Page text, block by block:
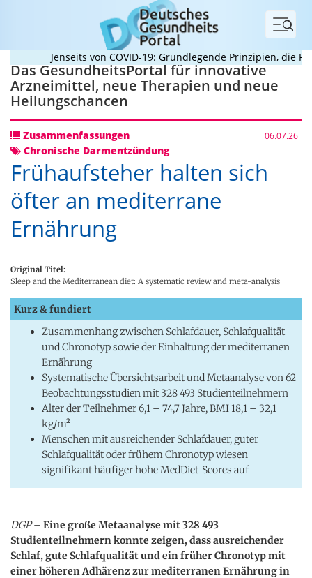
Menü
Jenseits von COVID-19: Grundlegende Prinzipien, die
Das GesundheitsPortal für innovative
Arzneimittel, neue Therapien und neue
Heilungschancen
Zusammenfassungen 06.07.26
Chronische Darmentzündung
Frühaufsteher halten sich
öfter an mediterrane
Ernährung
Original Titel:
Sleep and the Mediterranean diet: A systematic review and meta-analysis
Kurz & fundiert
Zusammenhang zwischen Schlafdauer, Schlafqualität
und Chronotyp sowie der Einhaltung der mediterranen
Ernährung
Systematische Übersichtsarbeit und Metaanalyse von 62
Beobachtungsstudien mit 328 493 Studienteilnehmern
Alter der Teilnehmer 6,1 – 74,7 Jahre, BMI 18,1 – 32,1
kg/m²
Menschen mit ausreichender Schlafdauer, guter
Schlafqualität oder frühem Chronotyp wiesen
signifikant häufiger hohe MedDiet-Scores auf
DGP– Eine große Metaanalyse mit 328 493
Studienteilnehmern konnte zeigen, dass ausreichender
Schlaf, gute Schlafqualität und ein früher Chronotyp mit
einer höheren Adhärenz zur mediterranen Ernährung in